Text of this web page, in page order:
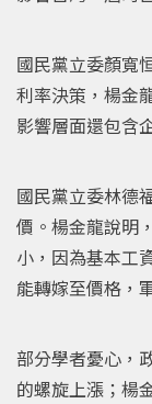
國民黨立委顏寬
利率決策，楊金
影響層面還包含
國民黨立委林德
價。楊金龍說明
小，因為基本工
能轉嫁至價格，
部分學者憂心，
的螺旋上漲；楊